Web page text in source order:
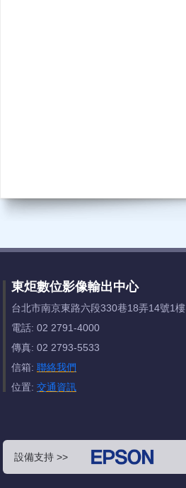
東炬數位影像輸出中心
台北市南京東路六段330巷18弄14號1樓
電話: 02 2791-4000
傳真: 02 2793-5533
信箱: 聯絡我們
位置: 交通資訊
設備支持 >>